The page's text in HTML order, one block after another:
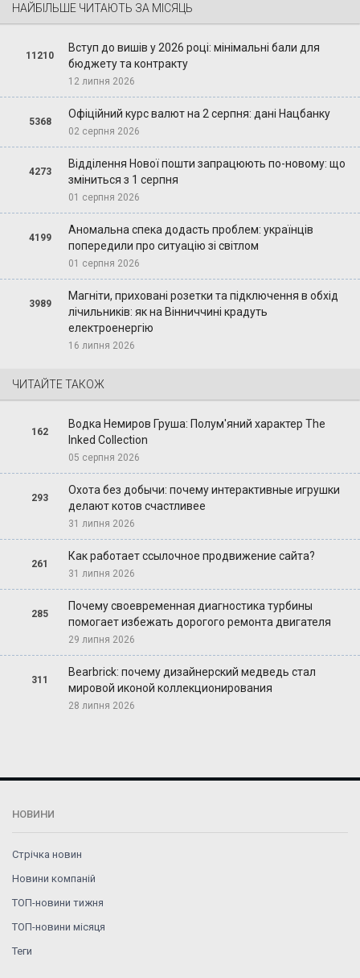
НАЙБІЛЬШЕ ЧИТАЮТЬ ЗА МІСЯЦЬ
11210
Вступ до вишів у 2026 році: мінімальні бали для
бюджету та контракту
12 липня 2026
5368
Офіційний курс валют на 2 серпня: дані Нацбанку
02 серпня 2026
4273
Відділення Нової пошти запрацюють по-новому: що
зміниться з 1 серпня
01 серпня 2026
4199
Аномальна спека додасть проблем: українців
попередили про ситуацію зі світлом
01 серпня 2026
3989
Магніти, приховані розетки та підключення в обхід
лічильників: як на Вінниччині крадуть
електроенергію
16 липня 2026
ЧИТАЙТЕ ТАКОЖ
162
Водка Немиров Груша: Полум'яний характер The
Inked Collection
05 серпня 2026
293
Охота без добычи: почему интерактивные игрушки
делают котов счастливее
31 липня 2026
261
Как работает ссылочное продвижение сайта?
31 липня 2026
285
Почему своевременная диагностика турбины
помогает избежать дорогого ремонта двигателя
29 липня 2026
311
Bearbrick: почему дизайнерский медведь стал
мировой иконой коллекционирования
28 липня 2026
НОВИНИ
Стрічка новин
Новини компаній
ТОП-новини тижня
ТОП-новини місяця
Теги